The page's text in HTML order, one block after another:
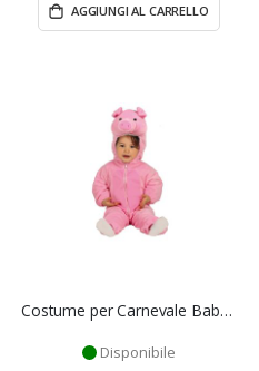
AGGIUNGI AL CARRELLO
Costume per Carnevale Baby Maialino 12/18 Mesi - Guirca
Disponibile